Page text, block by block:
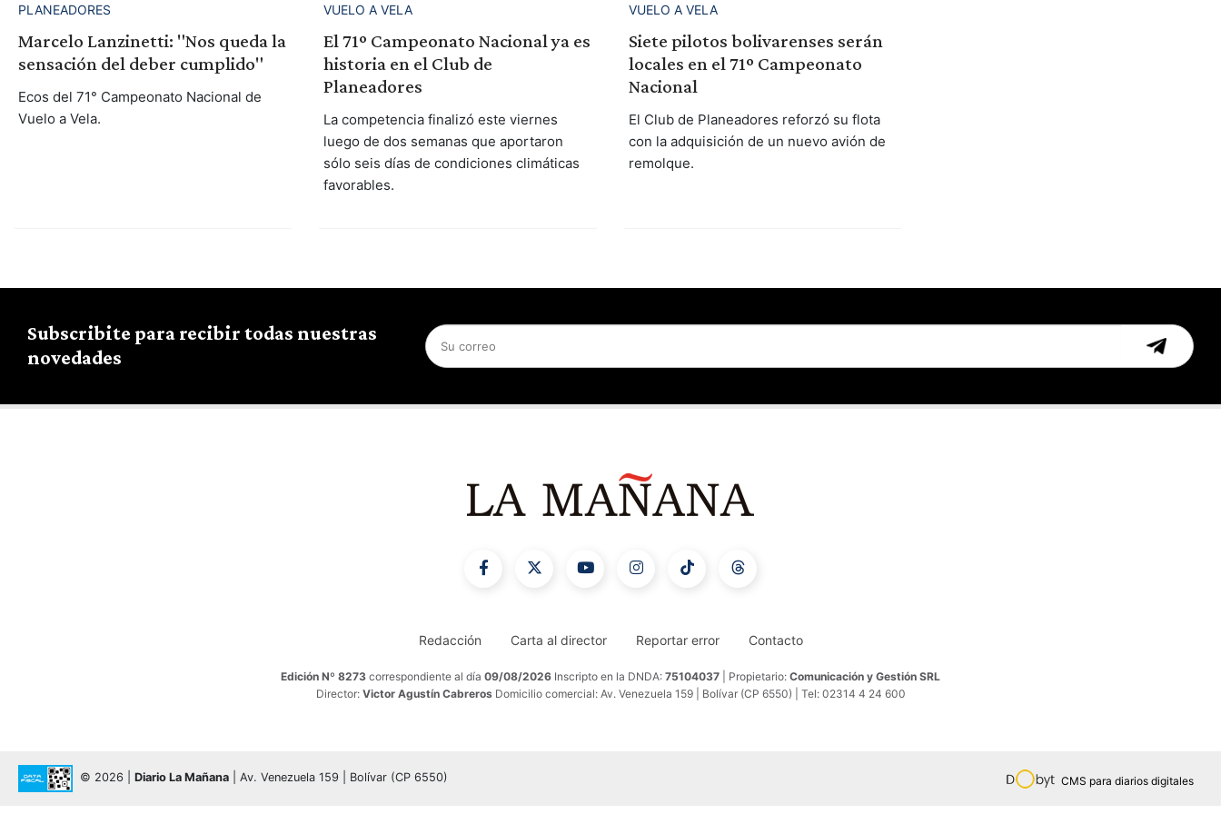
PLANEADORES
Marcelo Lanzinetti: "Nos queda la
sensación del deber cumplido"
Ecos del 71° Campeonato Nacional de
Vuelo a Vela.
VUELO A VELA
El 71º Campeonato Nacional ya es
historia en el Club de
Planeadores
La competencia finalizó este viernes
luego de dos semanas que aportaron
sólo seis días de condiciones climáticas
favorables.
VUELO A VELA
Siete pilotos bolivarenses serán
locales en el 71º Campeonato
Nacional
El Club de Planeadores reforzó su flota
con la adquisición de un nuevo avión de
remolque.
Subscribite para recibir todas nuestras
novedades
Redacción Carta al director Reportar error Contacto
Edición Nº 8273 correspondiente al día 09/08/2026 Inscripto en la DNDA: 75104037 | Propietario: Comunicación y Gestión SRL
Director: Victor Agustín Cabreros Domicilio comercial: Av. Venezuela 159 | Bolívar (CP 6550) | Tel: 02314 4 24 600
© 2026 | Diario La Mañana | Av. Venezuela 159 | Bolívar (CP 6550) CMS para diarios digitales